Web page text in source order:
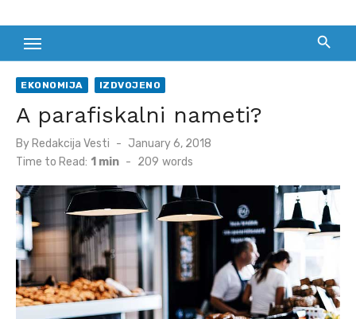
EKONOMIJA IZDVOJENO
A parafiskalni nameti?
By Redakcija Vesti
Posted
on
January 6, 2018
Time to Read: 1 min - 209 words